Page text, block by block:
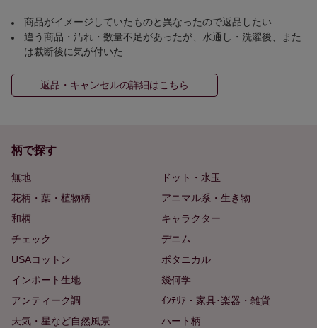
商品がイメージしていたものと異なったので返品したい
違う商品・汚れ・数量不足があったが、水通し・洗濯後、また
は裁断後に気が付いた
返品・キャンセルの詳細はこちら
柄で探す
無地
ドット・水玉
花柄・葉・植物柄
アニマル系・生き物
和柄
キャラクター
チェック
デニム
USAコットン
ボタニカル
インポート生地
幾何学
アンティーク調
ｲﾝﾃﾘｱ・家具･楽器・雑貨
天気・星など自然風景
ハート柄